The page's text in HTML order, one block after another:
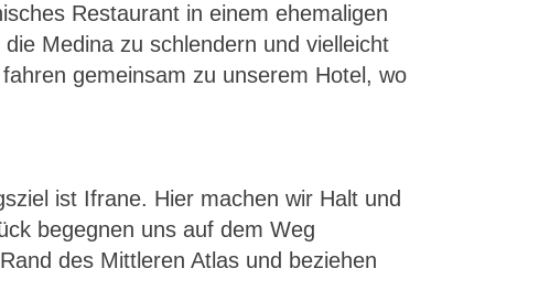
Restaurant in einem ehemaligen
Medina zu schlendern und vielleicht
gemeinsam zu unserem Hotel, wo
ist Ifrane. Hier machen wir Halt und
begegnen uns auf dem Weg
des Mittleren Atlas und beziehen